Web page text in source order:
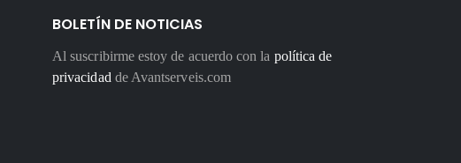
BOLETÍN DE NOTICIAS
Al suscribirme estoy de acuerdo con la política de
privacidad de Avantserveis.com